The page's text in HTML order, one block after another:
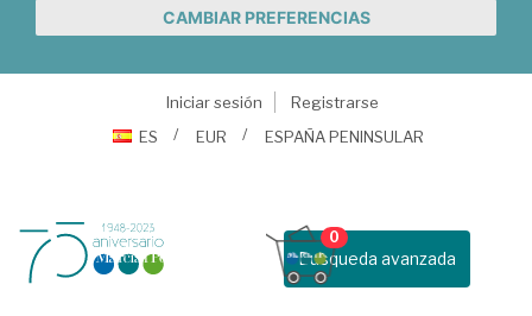
CAMBIAR PREFERENCIAS
Iniciar sesión
Registrarse
ES
EUR ESPAÑA PENINSULAR
Busqueda avanzada
0